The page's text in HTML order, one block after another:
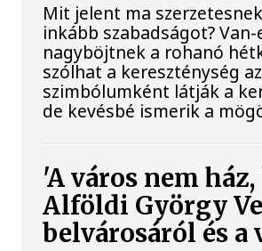
Mit jelent ma
inkább szabadságot?
nagyböjtnek a rohanó
szólhat a kereszténység
szimbólumként látják a
de kevésbé ismerik a
'A város nem
Alföldi György
belvárosáról és